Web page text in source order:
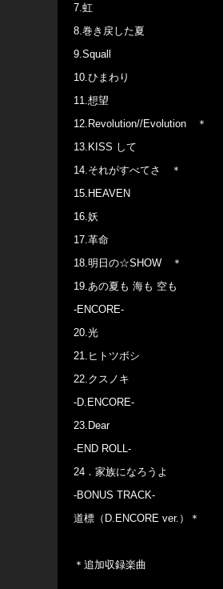
7.虹
8.巻き戻した夏
9.Squall
10.ひまわり
11.想望
12.Revolution//Evolution ＊
13.KISS して
14.それがすべてさ ＊
15.HEAVEN
16.妖
17.革命
18.明日の☆SHOW ＊
19.あの夏も 海も 空も
-ENCORE-
20.光
21.ヒトツボシ
22.クスノキ
-D.ENCORE-
23.Dear
-END ROLL-
24．家族になろうよ
-BONUS TRACK-
道標（D.ENCORE ver.）＊
＊追加収録楽曲